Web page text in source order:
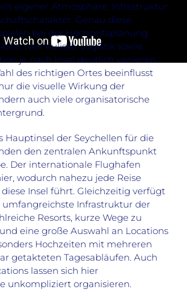
eigener Atmosphäre, Infrastruktur
Genau diese
bei der Hochzeitsplanung
weil Kulisse, Logistik sowie
je nach Insel deutlich variieren
des richtigen Ortes beeinflusst
die visuelle Wirkung der
auch viele organisatorische
Hauptinsel der Seychellen für die
den zentralen Ankunftspunkt
Der internationale Flughafen
wodurch nahezu jede Reise
Insel führt. Gleichzeitig verfügt
umfangreichste Infrastruktur der
Resorts, kurze Wege zu
eine große Auswahl an Locations
Hochzeiten mit mehreren
getakteten Tagesabläufen. Auch
lassen sich hier
unkompliziert organisieren.